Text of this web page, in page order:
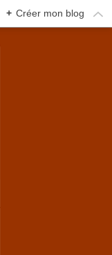
+ Créer mon blog